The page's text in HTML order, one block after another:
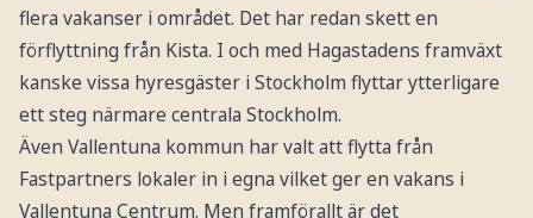
flera vakanser i området. Det har redan skett en
förflyttning från Kista. I och med Hagastadens framväxt
kanske vissa hyresgäster i Stockholm flyttar ytterligare
ett steg närmare centrala Stockholm.
Även Vallentuna kommun har valt att flytta från
Fastpartners lokaler in i egna vilket ger en vakans i
Vallentuna Centrum. Men framförallt är det